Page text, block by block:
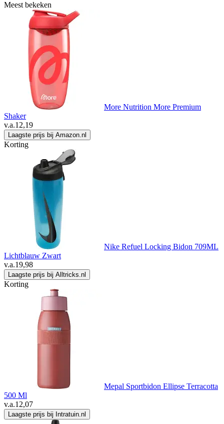
Meest bekeken
More Nutrition More Premium
Shaker
v.a.12,19
Laagste prijs bij Amazon.nl
Korting
Nike Refuel Locking Bidon 709ML
Lichtblauw Zwart
v.a.19,98
Laagste prijs bij Alltricks.nl
Korting
Mepal Sportbidon Ellipse Terracotta
500 Ml
v.a.12,07
Laagste prijs bij Intratuin.nl